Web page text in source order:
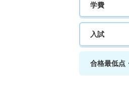
学費
入試
合格最低点